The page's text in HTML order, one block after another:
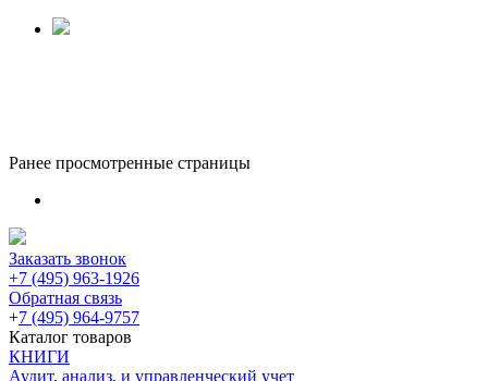
Ранее просмотренные страницы
Заказать звонок
+7 (495) 963-1926
Обратная связь
+7 (495) 964-9757
Каталог товаров
КНИГИ
Аудит, анализ, и управленческий учет